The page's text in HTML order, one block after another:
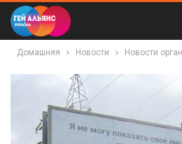
Домашняя Новости Новости